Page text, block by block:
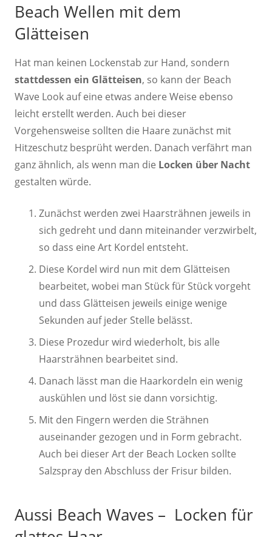
Beach Wellen mit dem
Glätteisen
Hat man keinen Lockenstab zur Hand, sondern
stattdessen ein Glätteisen, so kann der Beach
Wave Look auf eine etwas andere Weise ebenso
leicht erstellt werden. Auch bei dieser
Vorgehensweise sollten die Haare zunächst mit
Hitzeschutz besprüht werden. Danach verfährt man
ganz ähnlich, als wenn man die Locken über Nacht
gestalten würde.
Zunächst werden zwei Haarsträhnen jeweils in
sich gedreht und dann miteinander verzwirbelt,
so dass eine Art Kordel entsteht.
Diese Kordel wird nun mit dem Glätteisen
bearbeitet, wobei man Stück für Stück vorgeht
und dass Glätteisen jeweils einige wenige
Sekunden auf jeder Stelle belässt.
Diese Prozedur wird wiederholt, bis alle
Haarsträhnen bearbeitet sind.
Danach lässt man die Haarkordeln ein wenig
auskühlen und löst sie dann vorsichtig.
Mit den Fingern werden die Strähnen
auseinander gezogen und in Form gebracht.
Auch bei dieser Art der Beach Locken sollte
Salzspray den Abschluss der Frisur bilden.
Aussi Beach Waves – Locken für